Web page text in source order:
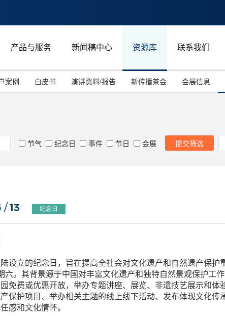
产品与服务 新闻稿中心 资源库 联系我们
案例 白皮书 演讲资料/报告 新传播茶会 会展信息
节气 纪念日 事件 节日 会展 提交筛选
/13 纪念日
设立的纪念日，旨在提高全社会对文化遗产和自然遗产保
六。其背景源于中国对丰富文化遗产和独特自然景观保护工
免费或优惠开放，举办专题讲座、展览、非遗技艺展示和
保护项目、举办相关主题的线上线下活动、发布体现文化
感和文化情怀。